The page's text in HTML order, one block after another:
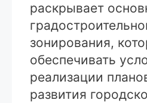
раскрывает
зонирования,
обеспечивать
реализации
развития